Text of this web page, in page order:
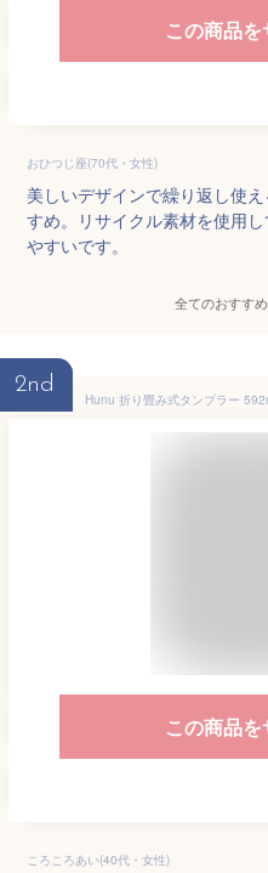
この商品
おひつじ座(70代・女性)
美しいデザインで繰り返し使
すめ。リサイクル素材を使用
やすいです。
全てのおすす
2nd
この商品
ころころあい(40代・女性)